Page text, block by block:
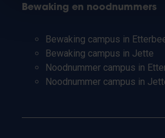
Bewaking en noodnummers
Bewaking campus in
Bewaking campus in Jette
Noodnummer campus in
Noodnummer campus in